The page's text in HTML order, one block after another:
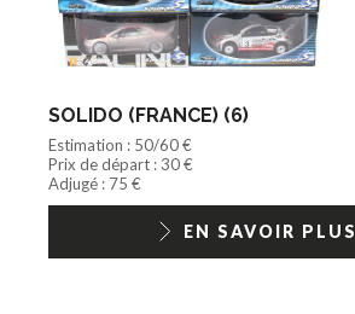
SOLIDO (FRANCE) (6)
Estimation : 50/60 €
Prix de départ : 30 €
Adjugé : 75 €
EN SAVOIR PLUS